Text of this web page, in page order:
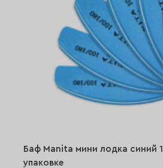
Баф Manita мини лодка синий
упаковке